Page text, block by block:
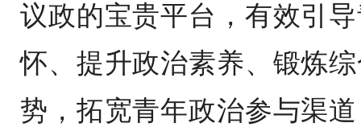
议政的宝贵平台，有效引
怀、提升政治素养、锻炼
势，拓宽青年政治参与渠